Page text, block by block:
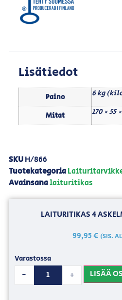
Lisätiedot
Paino 6 kg
Mitat 170 ×
SKUH/866
Tuotekategoria
Avainsanalaituritikas
LAITURITIKAS 4
99,95€ (SIS.
Varastossa
- + LISÄÄ